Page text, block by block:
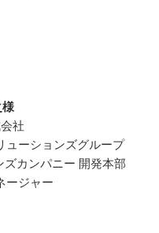
様
社
ューションズグループ
カンパニー 開発本部
ージャー